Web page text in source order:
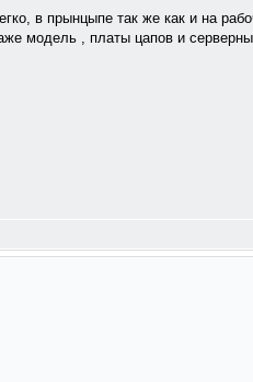
в прынцыпе так же как и на
модель , платы цапов и